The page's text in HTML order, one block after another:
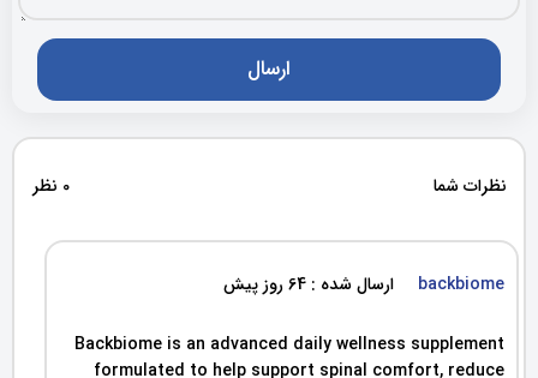
نظرات شما 0 نظر
backbiome ارسال شده : 64 روز پیش
Backbiome is an advanced daily wellness supplement
formulated to help support spinal comfort, reduce